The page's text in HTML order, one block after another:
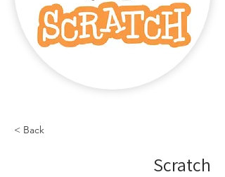
< Back
Scratch